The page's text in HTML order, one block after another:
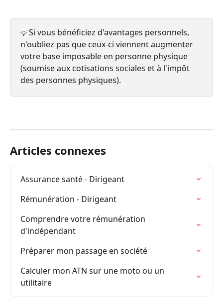
💡 Si vous bénéficiez d'avantages personnels,
n'oubliez pas que ceux-ci viennent augmenter
votre base imposable en personne physique
(soumise aux cotisations sociales et à l'impôt
des personnes physiques).
Articles connexes
Assurance santé - Dirigeant
Rémunération - Dirigeant
Comprendre votre rémunération
d'indépendant
Préparer mon passage en société
Calculer mon ATN sur une moto ou un
utilitaire